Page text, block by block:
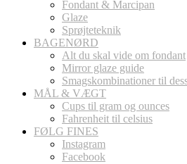
Fondant & Marcipan
Glaze
Sprøjteteknik
BAGENØRD
Alt du skal vide om fondant
Mirror glaze guide
Smagskombinationer til
MÅL & VÆGT
Cups til gram og ounces
Fahrenheit til celsius
FØLG FINES
Instagram
Facebook